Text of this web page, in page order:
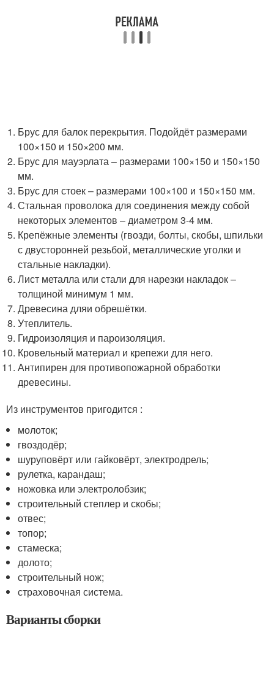
Брус для балок перекрытия. Подойдёт размерами
100×150 и 150×200 мм.
Брус для мауэрлата – размерами 100×150 и 150×150
мм.
Брус для стоек – размерами 100×100 и 150×150 мм.
Стальная проволока для соединения между собой
некоторых элементов – диаметром 3-4 мм.
Крепёжные элементы (гвозди, болты, скобы, шпильки
с двусторонней резьбой, металлические уголки и
стальные накладки).
Лист металла или стали для нарезки накладок –
толщиной минимум 1 мм.
Древесина дляи обрешётки.
Утеплитель.
Гидроизоляция и пароизоляция.
Кровельный материал и крепежи для него.
Антипирен для противопожарной обработки
древесины.
Из инструментов пригодится :
молоток;
гвоздодёр;
шуруповёрт или гайковёрт, электродрель;
рулетка, карандаш;
ножовка или электролобзик;
строительный степлер и скобы;
отвес;
топор;
стамеска;
долото;
строительный нож;
страховочная система.
Варианты сборки